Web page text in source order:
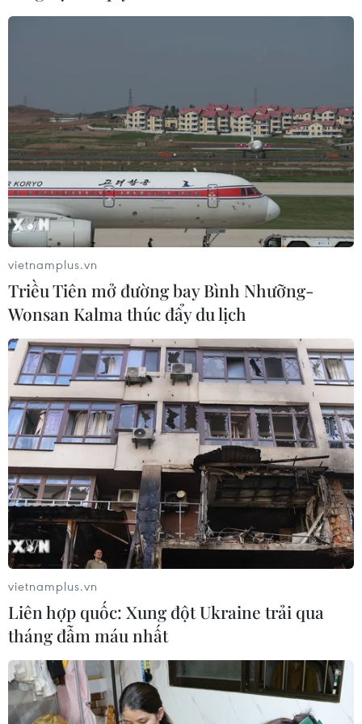
Vĩnh Long triển khai nhiều hoạt
động chăm lo cho nạn nhân chất độc
da cam
06/08/2026 03:47
24 năm tù cho 2 vợ chồng tổ
chức “bay lắc” tại Hà Nội
06/08/2026 03:46
Mưa lớn kéo dài gây thiệt hại khoảng
15 tỷ đồng tại Tuyên Quang
06/08/2026 03:03
Quảng Trị ưu tiên đầu tư hoàn thiện
hệ thống xử lý nước thải cụm công
nghiệp
06/08/2026 03:03
Thành phố Hồ Chí Minh triển khai 8
dự án trạm trung chuyển rác công
nghệ khép kín
06/08/2026 03:01
vietnamplus.vn
Triều Tiên mở đường bay Bình Nhưỡng-
Wonsan Kalma thúc đẩy du lịch
vietnamplus.vn
Liên hợp quốc: Xung đột Ukraine trải qua
tháng đẫm máu nhất